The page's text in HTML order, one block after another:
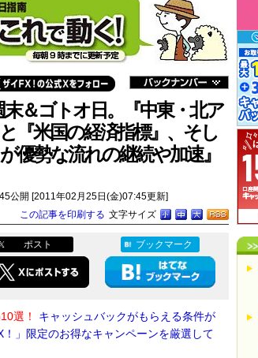
末＆ゴトオ日。『中東・北ア
『米国の経済指標』、そし
優勢な流れの継続や加速』
公開 [2011年02月25日(金)07:45更新]
文字サイズ
この記事を印刷する
ポスト ブックマーク
選！
キャッシュバックがもらえる条件が
」限定のお得なキャンペーンを厳選して